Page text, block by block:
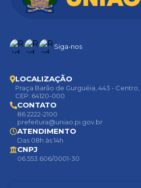
Siga-nos
LOCALIZAÇÃO
Praça Barão de Gurguéia, 443 - Centro,
CEP: 64120-000
CONTATO
86 2222-2100
prefeitura@uniao.pi.gov.br
ATENDIMENTO
Das 08h às 14h
CNPJ
06.553.606/0001-30